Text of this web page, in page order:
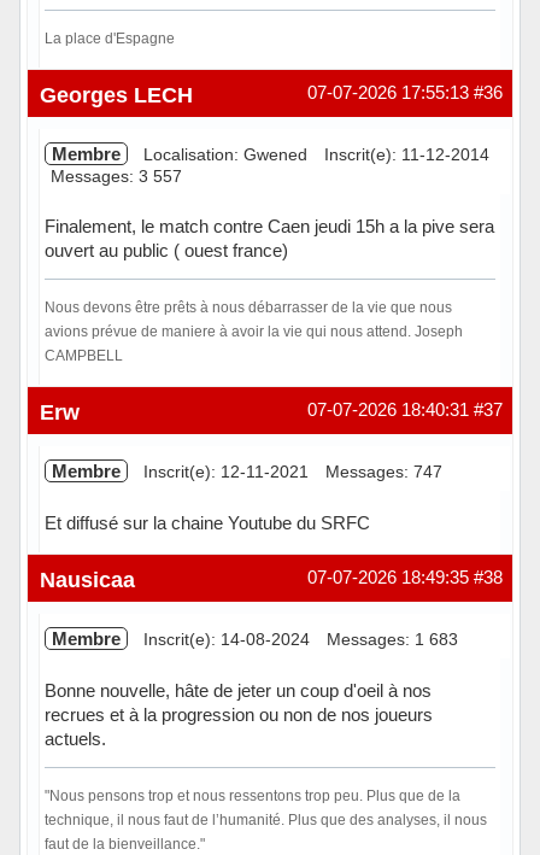
La place d'Espagne
Hors ligne #36
07-07-2026 17:55:13
Georges LECH
Membre Localisation: Gwened
Inscrit(e): 11-12-2014
Messages: 3 557
Finalement, le match contre Caen jeudi 15h a la pive sera
ouvert au public ( ouest france)
Nous devons être prêts à nous débarrasser de la vie que nous
avions prévue de maniere à avoir la vie qui nous attend. Joseph
CAMPBELL
Hors ligne #37
07-07-2026 18:40:31
Erw
Membre Inscrit(e): 12-11-2021 Messages: 747
Et diffusé sur la chaine Youtube du SRFC
Hors ligne #38
07-07-2026 18:49:35
Nausicaa
Membre Inscrit(e): 14-08-2024 Messages: 1 683
Bonne nouvelle, hâte de jeter un coup d'oeil à nos
recrues et à la progression ou non de nos joueurs
actuels.
"Nous pensons trop et nous ressentons trop peu. Plus que de la
technique, il nous faut de l’humanité. Plus que des analyses, il nous
faut de la bienveillance."